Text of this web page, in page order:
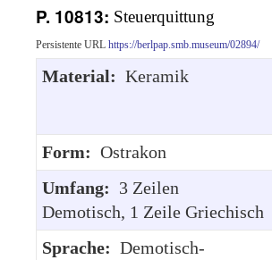
springen
P. 10813: Steuerquittung
Persistente URL https://berlpap.smb.museum/02894/
Material: Keramik
Form: Ostrakon
Umfang: 3 Zeilen
Demotisch, 1 Zeile Griechisch
Sprache: Demotisch-